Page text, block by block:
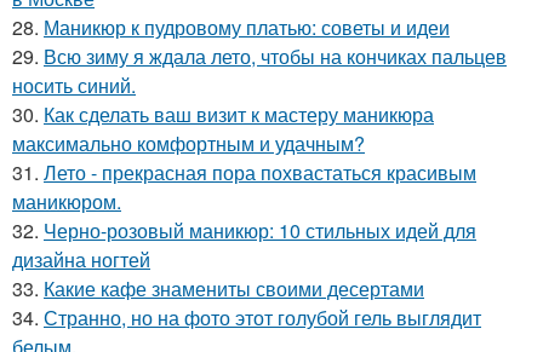
28. Маникюр к пудровому платью: советы и идеи
29. Всю зиму я ждала лето, чтобы на кончиках пальцев
носить синий.
30. Как сделать ваш визит к мастеру маникюра
максимально комфортным и удачным?
31. Лето - прекрасная пора похвастаться красивым
маникюром.
32. Черно-розовый маникюр: 10 стильных идей для
дизайна ногтей
33. Какие кафе знамениты своими десертами
34. Странно, но на фото этот голубой гель выглядит